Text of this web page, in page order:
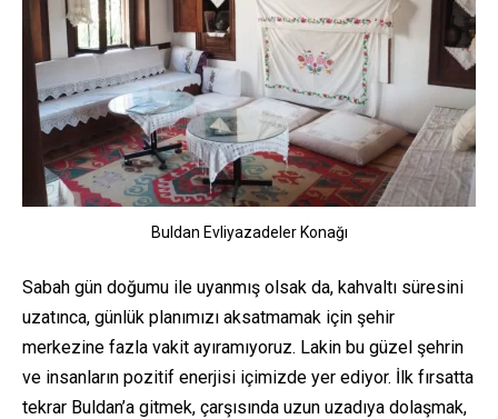
Buldan Evliyazadeler Konağı
Sabah gün doğumu ile uyanmış olsak da, kahvaltı süresini
uzatınca, günlük planımızı aksatmamak için şehir
merkezine fazla vakit ayıramıyoruz. Lakin bu güzel şehrin
ve insanların pozitif enerjisi içimizde yer ediyor. İlk fırsatta
tekrar Buldan’a gitmek, çarşısında uzun uzadıya dolaşmak,